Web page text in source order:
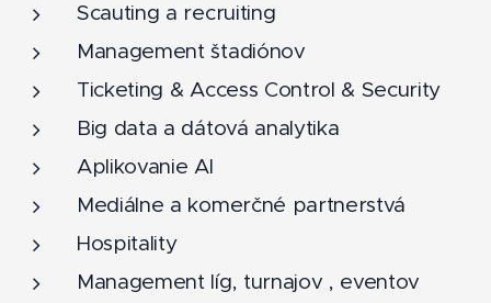
Scauting a recruiting
Management štadiónov
Ticketing & Access Control & Security
Big data a dátová analytika
Aplikovanie AI
Mediálne a komerčné partnerstvá
Hospitality
Management líg, turnajov , eventov